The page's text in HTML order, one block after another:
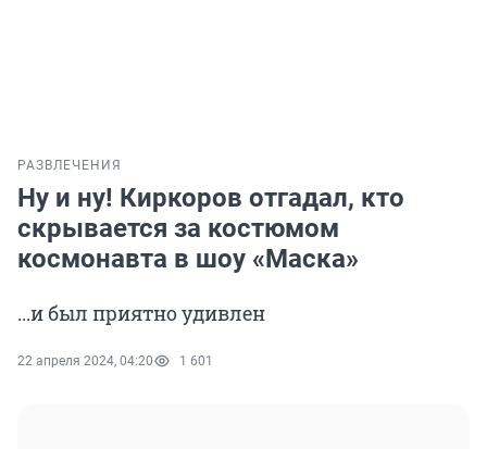
РАЗВЛЕЧЕНИЯ
Ну и ну! Киркоров отгадал, кто
скрывается за костюмом
космонавта в шоу «Маска»
...и был приятно удивлен
22 апреля 2024, 04:20 1 601